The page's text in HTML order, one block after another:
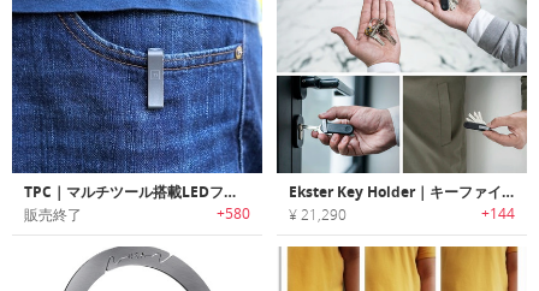
TPC｜マルチツール搭載LEDフラッシュライト付きポケットクリップ「TPC」
販売終了 +580
Ekster Key Holder｜キーファインダー・LEDライト搭載スマートキーホルダー「エクスター」
¥ 21,290 +144